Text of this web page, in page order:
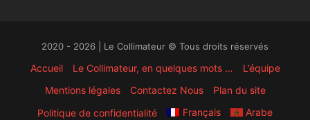
2020 - 2026 | Le Collimateur © Tous droits réservés
Accueil Le Collimateur, en quelques mots …
L’équipe
Mentions légales
Contactez Nous
Plan du site
Politique de confidentialité
Français Arabe